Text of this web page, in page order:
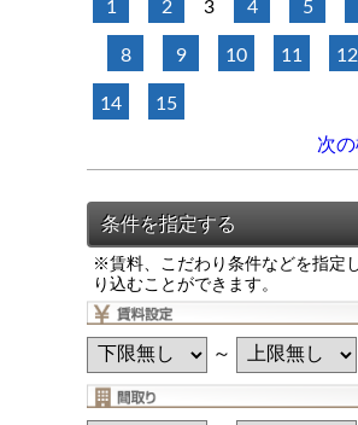
1 2 3 4 5
8 9 10 11 12
14 15
次
※賃料、こだわり条件などを指定
り込むことができます。
～